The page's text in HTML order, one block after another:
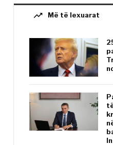
trending_up Më të lexuarat